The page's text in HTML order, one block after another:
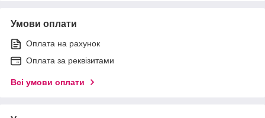
Умови оплати
Оплата на рахунок
Оплата за реквізитами
Всі умови оплати